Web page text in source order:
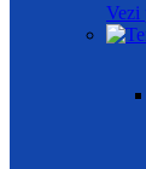
Vezi